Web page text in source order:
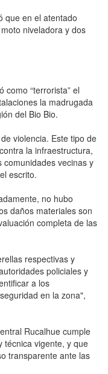
que en el atentado
niveladora y dos
como “terrorista” el
la madrugada
del Bio Bio.
violencia. Este tipo de
la infraestructura,
vecinas y
escrito.
no hubo
daños materiales son
completa de las
respectivas y
policiales y
a los
en la zona",
Rucalhue cumple
técnica vigente, y que
transparente ante las